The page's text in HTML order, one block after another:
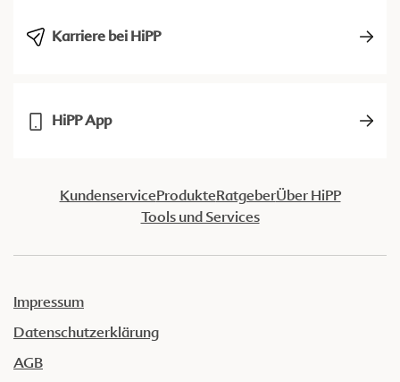
Karriere bei HiPP
HiPP App
KundenserviceProdukteRatgeberÜber HiPP
Tools und Services
Impressum
Datenschutzerklärung
AGB